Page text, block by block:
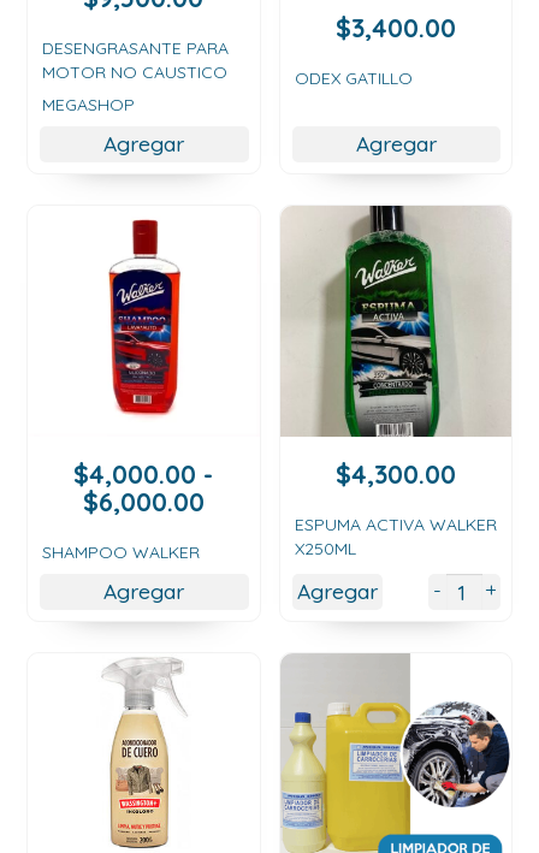
precios:
desde
DESENGRASANTE PARA
MOTOR NO CAUSTICO
MEGASHOP
Agregar
$3,400.00
ODEX GATILLO
Agregar
$4,000.00 -
$6,000.00Rango
precios:
$4,000.00
$6,000.00
SHAMPOO WALKER
Agregar
$4,300.00
ESPUMA ACTIVA WALKER
X250ML
Agregar - +